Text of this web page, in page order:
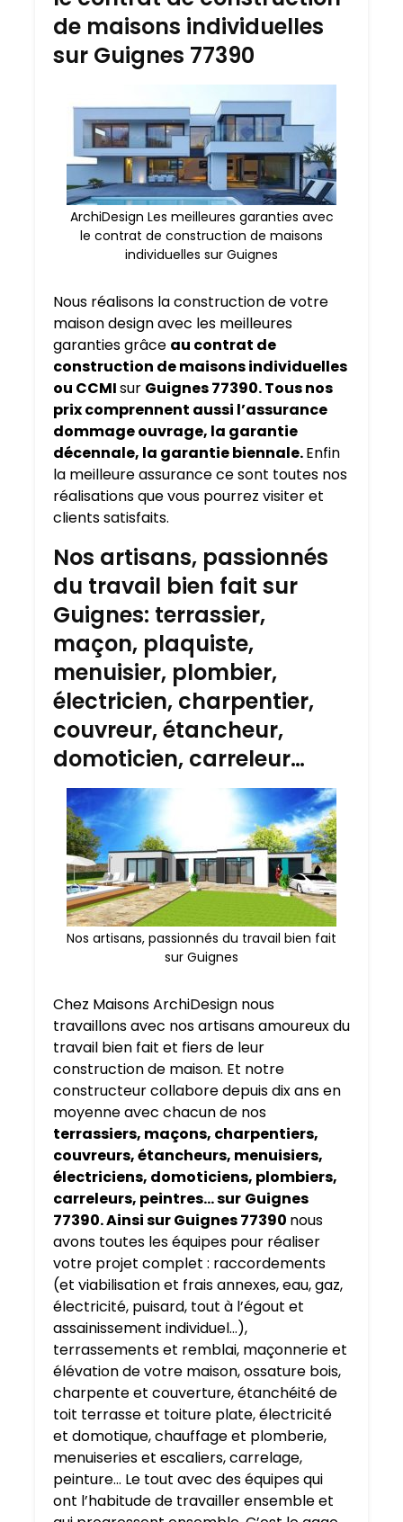
de maisons individuelles
sur Guignes 77390
ArchiDesign Les meilleures garanties avec
le contrat de construction de maisons
individuelles sur Guignes
Nous réalisons la construction de votre
maison design avec les meilleures
garanties grâce au contrat de
construction de maisons individuelles
ou CCMIsur Guignes 77390. Tous nos
prix comprennent aussi l’assurance
dommage ouvrage, la garantie
décennale, la garantie biennale.Enfin
la meilleure assurance ce sont toutes nos
réalisations que vous pourrez visiter et
clients satisfaits.
Nos artisans, passionnés
du travail bien fait sur
Guignes: terrassier,
maçon, plaquiste,
menuisier, plombier,
électricien, charpentier,
couvreur, étancheur,
domoticien, carreleur…
Nos artisans, passionnés du travail bien fait
sur Guignes
Chez Maisons ArchiDesign nous
travaillons avec nos artisans amoureux du
travail bien fait et fiers de leur
construction de maison. Et notre
constructeur collabore depuis dix ans en
moyenne avec chacun de nos
terrassiers, maçons, charpentiers,
couvreurs, étancheurs, menuisiers,
électriciens, domoticiens, plombiers,
carreleurs, peintres… sur Guignes
77390. Ainsi sur Guignes 77390 nous
avons toutes les équipes pour réaliser
votre projet complet : raccordements
(et viabilisation et frais annexes, eau, gaz,
électricité, puisard, tout à l’égout et
assainissement individuel…),
terrassements et remblai, maçonnerie et
élévation de votre maison, ossature bois,
charpente et couverture, étanchéité de
toit terrasse et toiture plate, électricité
et domotique, chauffage et plomberie,
menuiseries et escaliers, carrelage,
peinture… Le tout avec des équipes qui
ont l’habitude de travailler ensemble et